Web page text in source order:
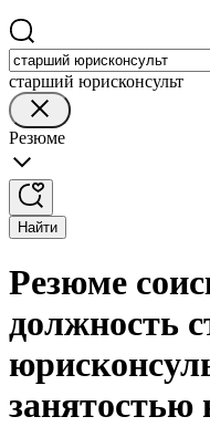
старший юрисконсульт
Резюме
Найти
Резюме
должность
занятостью